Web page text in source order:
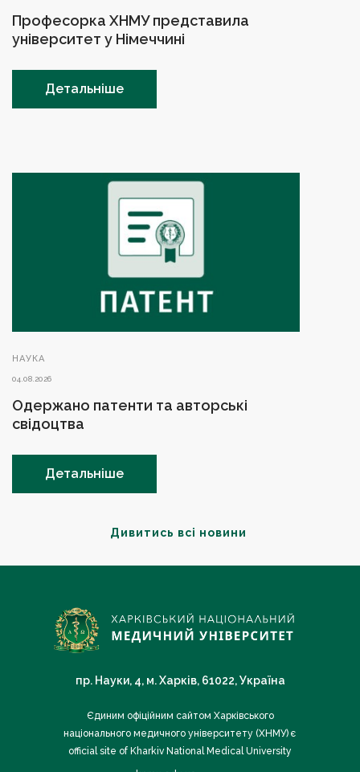
Дивитись всі новини
Професорка ХНМУ представила
університет у Німеччині
Детальніше
НАУКА
04.08.2026
Одержано патенти та авторські
свідоцтва
Детальніше
пр. Науки, 4, м. Харків, 61022, Україна
Єдиним офіційним сайтом Харківського
національного медичного університету (ХНМУ) є
official site of Kharkiv National Medical University